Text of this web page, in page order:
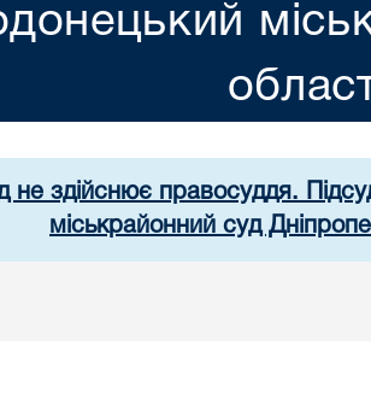
не здійснює правосуддя.
міськрайонний суд